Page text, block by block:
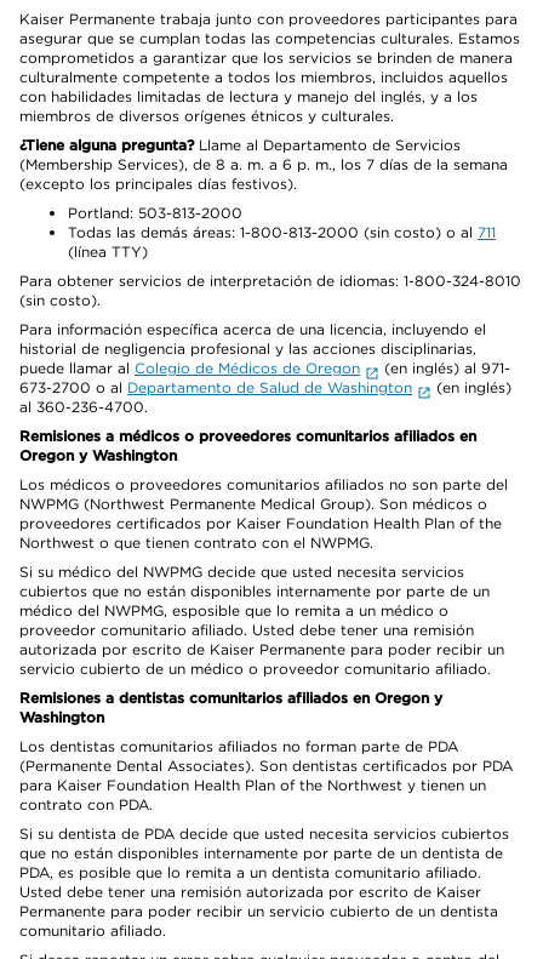
Kaiser Permanente trabaja junto con proveedores participantes para
asegurar que se cumplan todas las competencias culturales. Estamos
comprometidos a garantizar que los servicios se brinden de manera
culturalmente competente a todos los miembros, incluidos aquellos
con habilidades limitadas de lectura y manejo del inglés, y a los
miembros de diversos orígenes étnicos y culturales.
¿Tiene alguna pregunta?Llame al Departamento de Servicios
(Membership Services), de 8 a. m. a 6 p. m., los 7 días de la semana
(excepto los principales días festivos).
Portland: 503-813-2000
Todas las demás áreas: 1-800-813-2000 (sin costo) o al 711
(línea TTY)
Para obtener servicios de interpretación de idiomas: 1-800-324-8010
(sin costo).
Para información específica acerca de una licencia, incluyendo el
historial de negligencia profesional y las acciones disciplinarias,
puede llamar al Colegio de Médicos de Oregon
(en inglés) al 971-
673-2700 o al Departamento de Salud de Washington
(en inglés)
al 360-236-4700.
Remisiones a médicos o proveedores comunitarios afiliados en
Oregon y Washington
Los médicos o proveedores comunitarios afiliados no son parte del
NWPMG (Northwest Permanente Medical Group). Son médicos o
proveedores certificados por Kaiser Foundation Health Plan of the
Northwest o que tienen contrato con el NWPMG.
Si su médico del NWPMG decide que usted necesita servicios
cubiertos que no están disponibles internamente por parte de un
médico del NWPMG, esposible que lo remita a un médico o
proveedor comunitario afiliado. Usted debe tener una remisión
autorizada por escrito de Kaiser Permanente para poder recibir un
servicio cubierto de un médico o proveedor comunitario afiliado.
Remisiones a dentistas comunitarios afiliados en Oregon y
Washington
Los dentistas comunitarios afiliados no forman parte de PDA
(Permanente Dental Associates). Son dentistas certificados por PDA
para Kaiser Foundation Health Plan of the Northwest y tienen un
contrato con PDA.
Si su dentista de PDA decide que usted necesita servicios cubiertos
que no están disponibles internamente por parte de un dentista de
PDA, es posible que lo remita a un dentista comunitario afiliado.
Usted debe tener una remisión autorizada por escrito de Kaiser
Permanente para poder recibir un servicio cubierto de un dentista
comunitario afiliado.